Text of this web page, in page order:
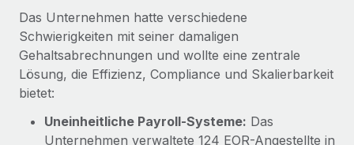
Das Unternehmen hatte verschiedene
Schwierigkeiten mit seiner damaligen
Gehaltsabrechnungen und wollte eine zentrale
Lösung, die Effizienz, Compliance und Skalierbarkeit
bietet:
Uneinheitliche Payroll-Systeme: Das
Unternehmen verwaltete 124 EOR-Angestellte in